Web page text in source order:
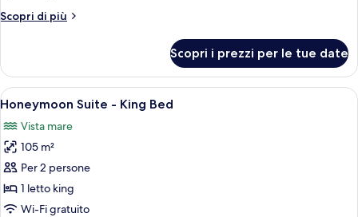
King
Scopri di più
Altri
Honeymoon
Suite
-
Bed
Scopri i prezzi per le tue date
Apri
tutte
le
foto
per
Honeymoon
Suite
Una camera d'albergo moderna con
7
Honeymoon Suite - King Bed
Vista mare
105 m²
Per 2 persone
1 letto king
Wi-Fi gratuito